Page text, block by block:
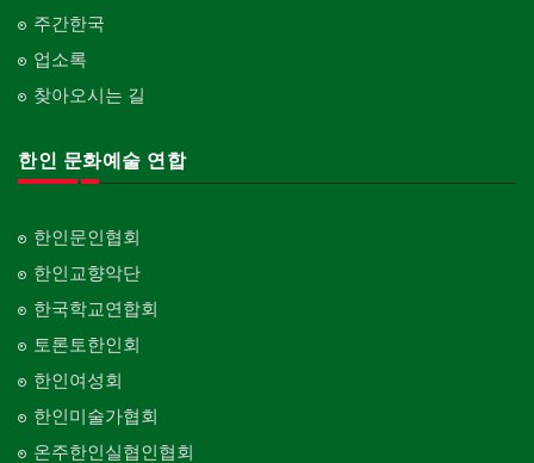
주간한국
업소록
찾아오시는 길
한인 문화예술 연합
한인문인협회
한인교향악단
한국학교연합회
토론토한인회
한인여성회
한인미술가협회
온주한인실협인협회